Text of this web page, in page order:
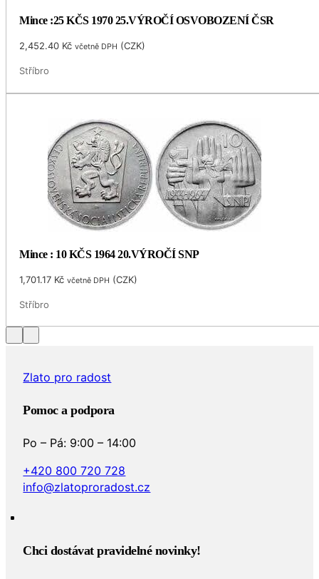
Mince :25 KČS 1970 25.VÝROČÍ OSVOBOZENÍ ČSR
2,452.40 Kč včetně DPH (CZK)
Stříbro
Mince : 10 KČS 1964 20.VÝROČÍ SNP
1,701.17 Kč včetně DPH (CZK)
Stříbro
Zlato pro radost
Pomoc a podpora
Po – Pá: 9:00 – 14:00
+420 800 720 728
info@zlatoproradost.cz
Chci dostávat pravidelné novinky!​